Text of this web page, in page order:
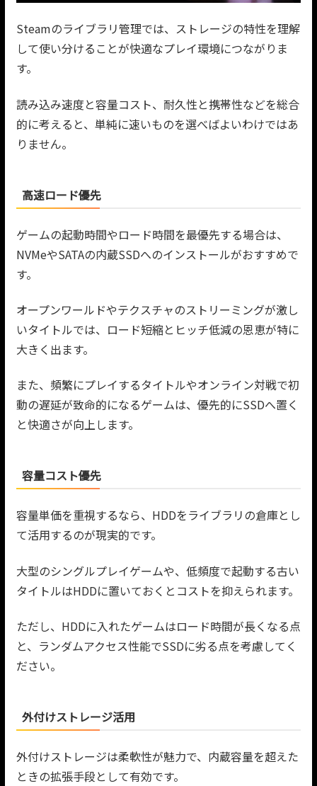
Steamのライブラリ管理では、ストレージの特性を理解
して使い分けることが快適なプレイ環境につながりま
す。
読み込み速度と容量コスト、耐久性と携帯性などを総合
的に考えると、単純に速いものを選べばよいわけではあ
りません。
高速ロード優先
ゲームの起動時間やロード時間を最優先する場合は、
NVMeやSATAの内蔵SSDへのインストールがおすすめで
す。
オープンワールドやテクスチャのストリーミングが激し
いタイトルでは、ロード短縮とヒッチ低減の恩恵が特に
大きく出ます。
また、頻繁にプレイするタイトルやオンライン対戦で初
動の遅延が致命的になるゲームは、優先的にSSDへ置く
と快適さが向上します。
容量コスト優先
容量単価を重視するなら、HDDをライブラリの倉庫とし
て活用するのが現実的です。
大型のシングルプレイゲームや、低頻度で起動する古い
タイトルはHDDに置いておくとコストを抑えられます。
ただし、HDDに入れたゲームはロード時間が長くなる点
と、ランダムアクセス性能でSSDに劣る点を考慮してく
ださい。
外付けストレージ活用
外付けストレージは柔軟性が魅力で、内蔵容量を超えた
ときの拡張手段として有効です。